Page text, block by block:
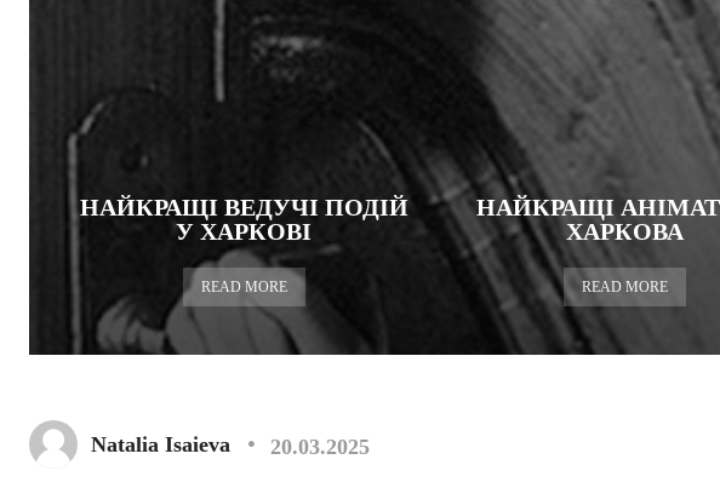
НАЙКРАЩІ ВЕДУЧІ ПОДІЙ
У ХАРКОВІ
READ MORE
НАЙКРАЩІ
ХАРКОВА
READ MORE
Natalia Isaieva 20.03.2025